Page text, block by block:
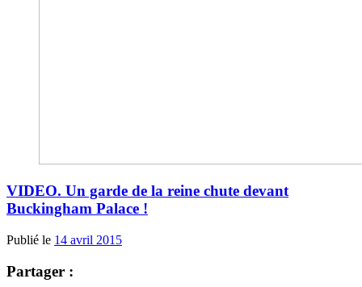
VIDEO. Un garde de la reine chute devant
Buckingham Palace !
Publié le 14 avril 2015
Partager :